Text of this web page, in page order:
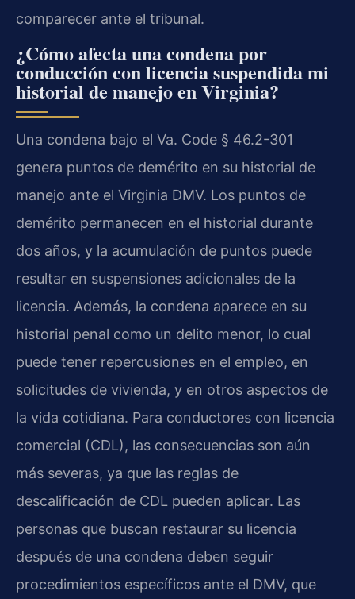
comparecer ante el tribunal.
¿Cómo afecta una condena por
conducción con licencia suspendida mi
historial de manejo en Virginia?
Una condena bajo el Va. Code § 46.2-301
genera puntos de demérito en su historial de
manejo ante el Virginia DMV. Los puntos de
demérito permanecen en el historial durante
dos años, y la acumulación de puntos puede
resultar en suspensiones adicionales de la
licencia. Además, la condena aparece en su
historial penal como un delito menor, lo cual
puede tener repercusiones en el empleo, en
solicitudes de vivienda, y en otros aspectos de
la vida cotidiana. Para conductores con licencia
comercial (CDL), las consecuencias son aún
más severas, ya que las reglas de
descalificación de CDL pueden aplicar. Las
personas que buscan restaurar su licencia
después de una condena deben seguir
procedimientos específicos ante el DMV, que